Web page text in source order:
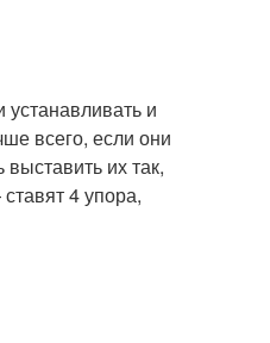
и
всего, если они
их так,
4 упора,